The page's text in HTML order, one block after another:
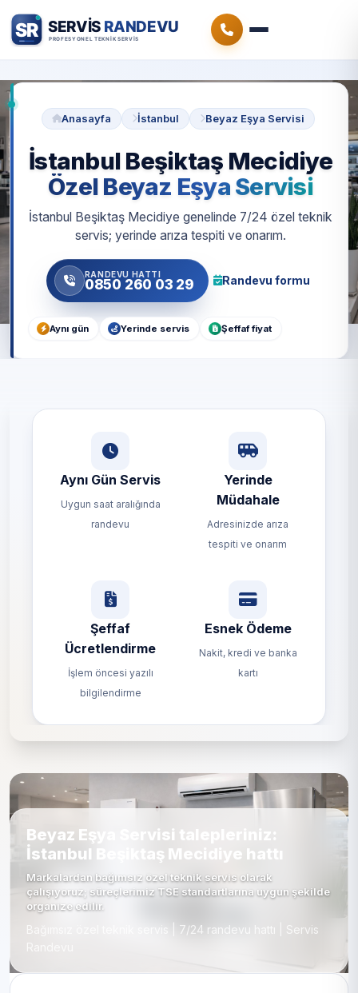
Anasayfa İstanbul Beyaz Eşya Servisi
İstanbul Beşiktaş Mecidiye
Özel Beyaz Eşya Servisi
İstanbul Beşiktaş Mecidiye genelinde 7/24 özel teknik
servis; yerinde arıza tespiti ve onarım.
RANDEVU HATTI
0850 260 03 29 Randevu formu
Aynı gün Yerinde servis Şeffaf fiyat
Aynı Gün Servis
Uygun saat aralığında
randevu
Yerinde
Müdahale
Adresinizde arıza
tespiti ve onarım
Şeffaf
Ücretlendirme
İşlem öncesi yazılı
bilgilendirme
Esnek Ödeme
Nakit, kredi ve banka
kartı
Beyaz Eşya Servisi talepleriniz:
İstanbul Beşiktaş Mecidiye hattı
Markalardan bağımsız özel teknik servis olarak
çalışıyoruz; süreçlerimiz TSE standartlarına uygun şekilde
organize edilir.
Bağımsız özel teknik servis | 7/24 randevu hattı | Servis